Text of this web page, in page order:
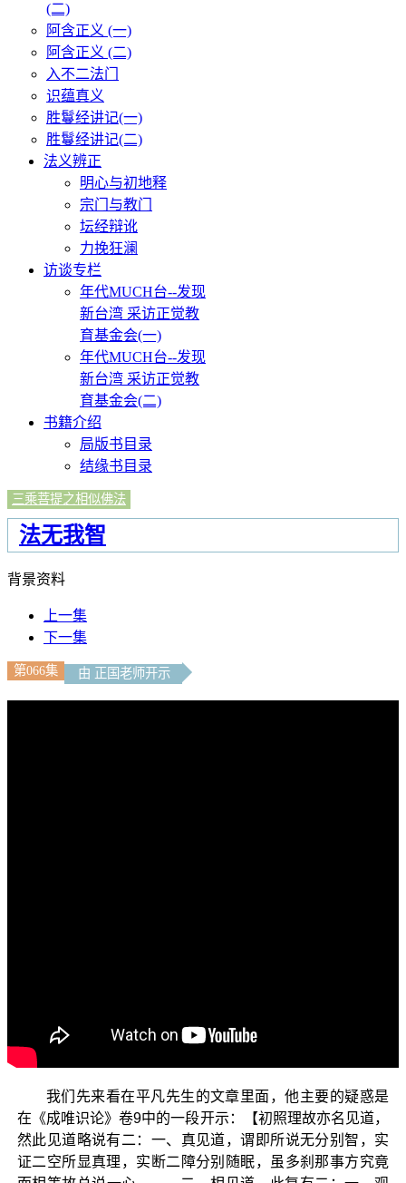
(二)
阿含正义 (一)
阿含正义 (二)
入不二法门
识蕴真义
胜鬘经讲记(一)
胜鬘经讲记(二)
法义辨正
明心与初地释
宗门与教门
坛经辩讹
力挽狂澜
访谈专栏
年代MUCH台--发现
新台湾 采访正觉教
育基金会(一)
年代MUCH台--发现
新台湾 采访正觉教
育基金会(二)
书籍介绍
局版书目录
结缘书目录
三乘菩提之相似佛法
法无我智
背景资料
上一集
下一集
第066集 由 正国老师开示
文章以错误的知见对于 平实导师所弘传的正法进行毁谤，
故需在此进行辨正，以免平凡先生误导一般的修学大众。
我们先来看在平凡先生的文章里面，他主要的疑惑是
在《成唯识论》卷9中的一段开示：【初照理故亦名见道，
然此见道略说有二：一、真见道，谓即所说无分别智，实
证二空所显真理，实断二障分别随眠，虽多刹那事方究竟